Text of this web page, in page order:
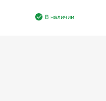
В наличии